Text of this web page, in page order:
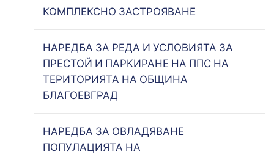
КОМПЛЕКСНО ЗАСТРОЯВАНЕ
НАРЕДБА ЗА РЕДА И УСЛОВИЯТА ЗА
ПРЕСТОЙ И ПАРКИРАНЕ НА ППС НА
ТЕРИТОРИЯТА НА ОБЩИНА
БЛАГОЕВГРАД
НАРЕДБА ЗА ОВЛАДЯВАНЕ
ПОПУЛАЦИЯТА НА